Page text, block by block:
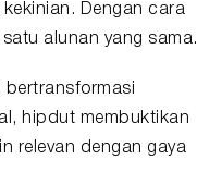
Dengan cara
alunan yang sama.
bertransformasi
hipdut membuktikan
relevan dengan gaya